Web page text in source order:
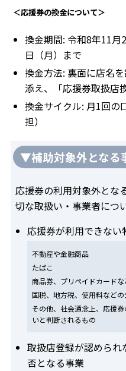
＜応援券の換金について＞
換金期間: 令和8年11
日（月）まで
換金方法: 裏面に店名
添え、「応援券取扱店
換金サイクル: 月1回の
担）
▼補助対象外となる
応援券の利用対象外とな
切な取扱い・事業者につ
応援券が利用できない
不動産や金融商品
たばこ
商品券、プリペイドカード
国税、地方税、使用料など
その他、社会通念上、応援
いと判断されるもの
取扱店登録が認めら
否となる事業